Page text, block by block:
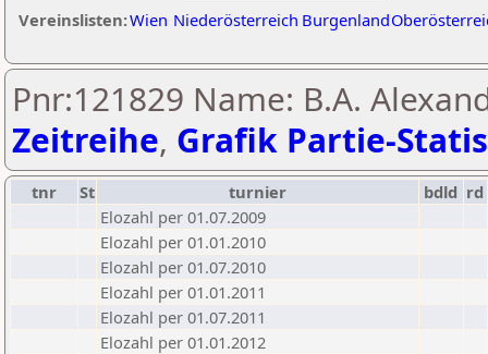
Vereinslisten:Wien Niederösterreich Burgenland
Pnr:121829 Name: B.A.
Zeitreihe, Grafik Partie-
tnr St turnier bdld rd
Elozahl per 01.07.2009
Elozahl per 01.01.2010
Elozahl per 01.07.2010
Elozahl per 01.01.2011
Elozahl per 01.07.2011
Elozahl per 01.01.2012